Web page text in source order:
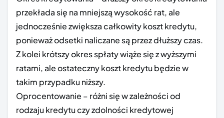
przekłada się na mniejszą wysokość rat, ale
jednocześnie zwiększa całkowity koszt kredytu,
ponieważ odsetki naliczane są przez dłuższy czas.
Z kolei krótszy okres spłaty wiąże się z wyższymi
ratami, ale ostateczny koszt kredytu będzie w
takim przypadku niższy.
Oprocentowanie – różni się w zależności od
rodzaju kredytu czy zdolności kredytowej